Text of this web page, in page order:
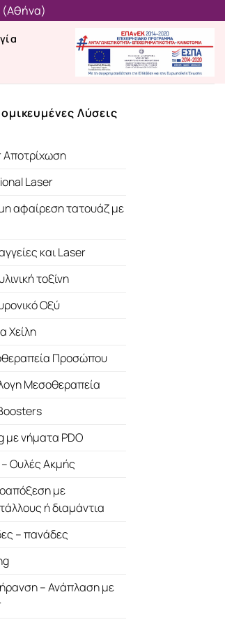
(Aθήνα)
Λύσεις
Αποτρίχωση
Laser
αφαίρεση τατουάζ με
και Laser
τοξίνη
Οξύ
Χείλη
Προσώπου
Μεσοθεραπεία
με νήματα PDO
Ουλές Ακμής
με
ή διαμάντια
– πανάδες
– Ανάπλαση με